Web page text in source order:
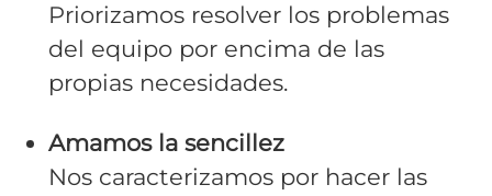
Priorizamos resolver los problemas
del equipo por encima de las
propias necesidades.
Amamos la sencillez
Nos caracterizamos por hacer las